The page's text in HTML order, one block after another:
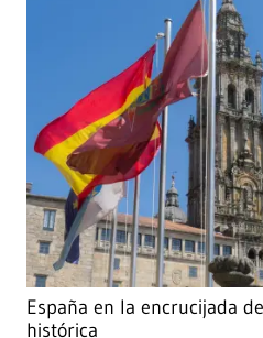
España en la encrucijada
histórica